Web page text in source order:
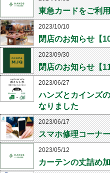
東急カードをご利
2023/10/10
閉店のお知らせ【
2023/09/30
閉店のお知らせ【
2023/06/27
ハンズとカインズ
なりました
2023/06/17
スマホ修理コーナ
2023/05/12
カーテンの丈詰め